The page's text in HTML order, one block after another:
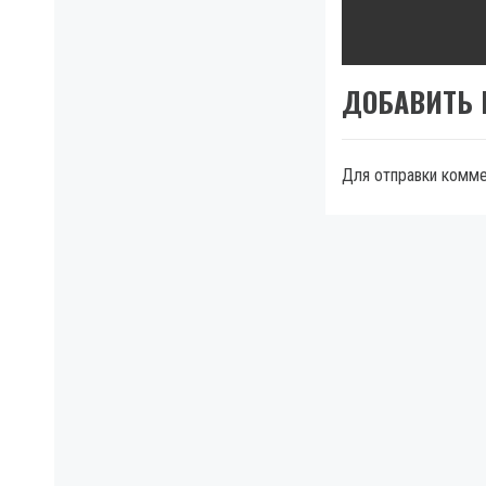
ДОБАВИТЬ
Для отправки